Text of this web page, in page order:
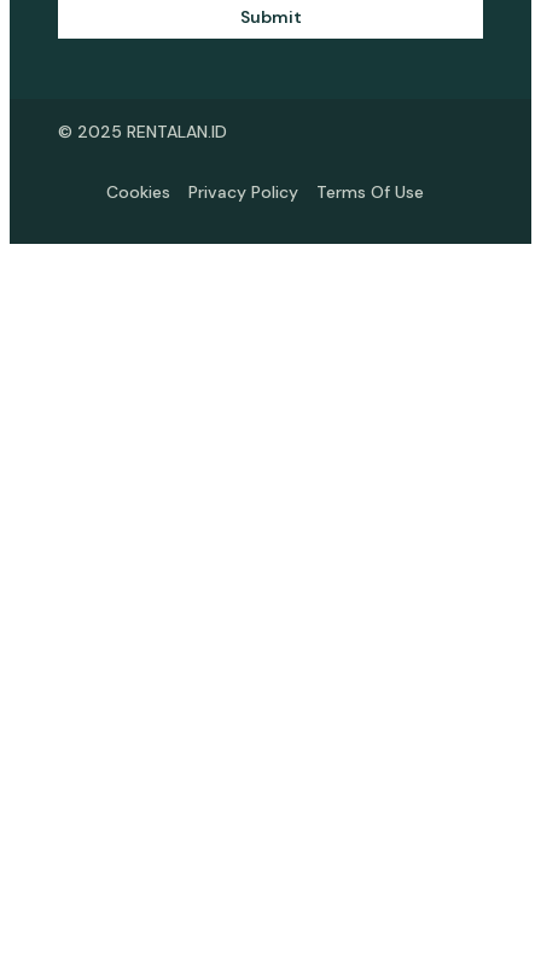
Submit
© 2025 RENTALAN.ID
Cookies Privacy Policy Terms Of Use